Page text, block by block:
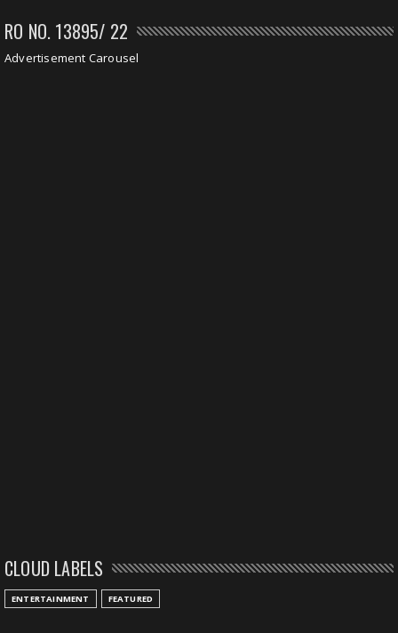
RO NO. 13895/ 22
Advertisement Carousel
CLOUD LABELS
ENTERTAINMENT FEATURED